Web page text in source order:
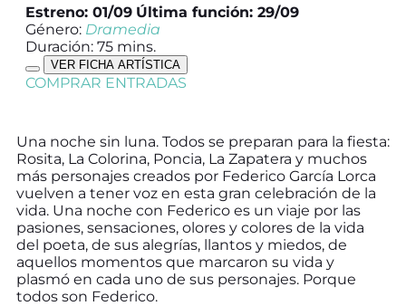
Estreno: 01/09 Última función: 29/09
Género: Dramedia
Duración: 75 mins.
VER FICHA ARTÍSTICA
COMPRAR ENTRADAS
Una noche sin luna. Todos se preparan para la fiesta:
Rosita, La Colorina, Poncia, La Zapatera y muchos
más personajes creados por Federico García Lorca
vuelven a tener voz en esta gran celebración de la
vida. Una noche con Federico es un viaje por las
pasiones, sensaciones, olores y colores de la vida
del poeta, de sus alegrías, llantos y miedos, de
aquellos momentos que marcaron su vida y
plasmó en cada uno de sus personajes. Porque
todos son Federico.